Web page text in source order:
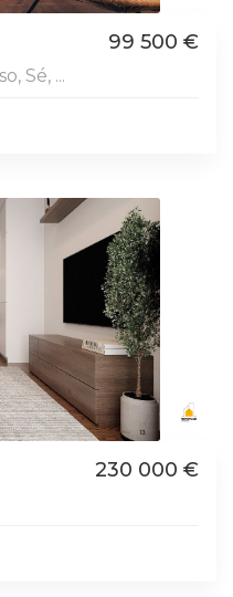
99 500 €
Sé, ...
230 000 €